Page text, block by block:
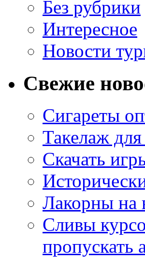
Без рубрики
Интересное
Новости
Свежие
Сигареты
Такелаж
Скачать
Лакорны на
Сливы
пропускать